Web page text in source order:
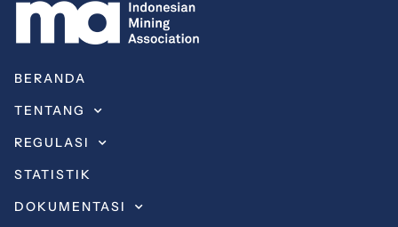
BERANDA
TENTANG
REGULASI
STATISTIK
DOKUMENTASI